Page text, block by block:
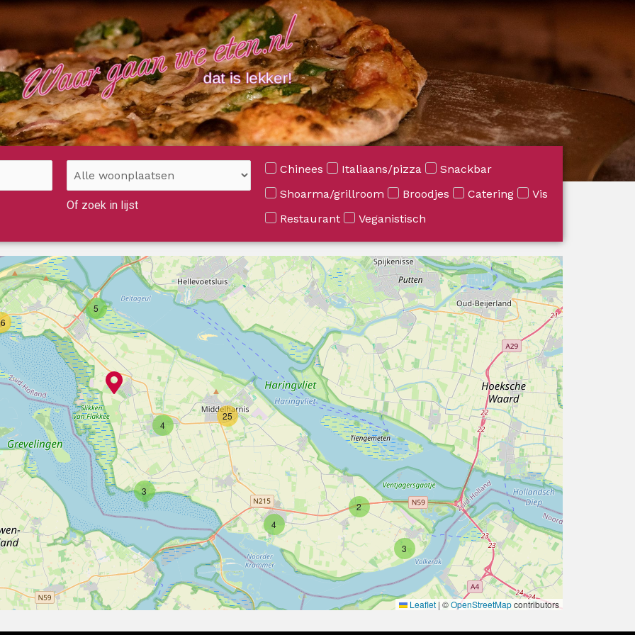
Of zoek in lijst
Chinees Italiaans/pizza
Snackbar
Shoarma/grillroom
Broodjes Catering
Vis
Restaurant
Veganistisch
4
3
25
2
3
4
5
Leaflet | ©OpenStreetMapcontributors